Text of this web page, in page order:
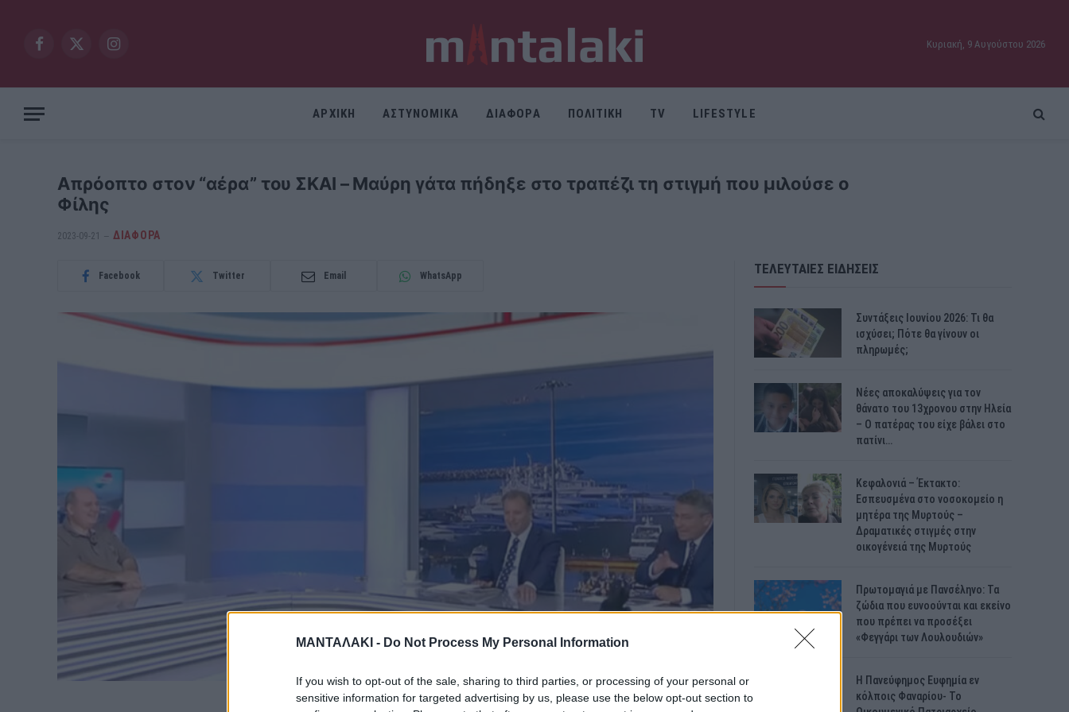
ΜΑΝΤΑΛΑΚΙ - Do Not Process My Personal Information
If you wish to opt-out of the sale, sharing to third parties, or processing of your personal or
sensitive information for targeted advertising by us, please use the below opt-out section to
Facebook
X
Instagram
Κυριακή, 9 Αυγούστου 2026
ΑΡΧΙΚΗ ΑΣΤΥΝΟΜΙΚΑ ΔΙΑΦΟΡΑ ΠΟΛΙΤΙΚΗ TV LIFESTYLE
Απρόοπτο στον “αέρα” του ΣΚΑΙ – Μαύρη γάτα πήδηξε στο τραπέζι τη στιγμή που μιλούσε ο
Φίλης
2023-09-21 ΔΙΆΦΟΡΑ
Facebook Twitter Email WhatsApp ΤΕΛΕΥΤΑΙΕΣ ΕΙΔΗΣΕΙΣ
Συντάξεις Ιουνίου 2026: Τι θα
ισχύσει; Πότε θα γίνουν οι
πληρωμές;
Νέες αποκαλύψεις για τον
θάνατο του 13χρονου στην Ηλεία
– Ο πατέρας του είχε βάλει στο
πατίνι…
Κεφαλονιά – Έκτακτο:
Εσπευσμένα στο νοσοκομείο η
μητέρα της Μυρτούς –
Δραματικές στιγμές στην
οικογένειά της Μυρτούς
Πρωτομαγιά με Πανσέληνο: Τα
ζώδια που ευνοούνται και εκείνο
που πρέπει να προσέξει
«Φεγγάρι των Λουλουδιών»
H Πανεύφημος Ευφημία εν
κόλποις Φαναρίου- Το